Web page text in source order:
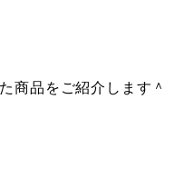
商品をご紹介します＾